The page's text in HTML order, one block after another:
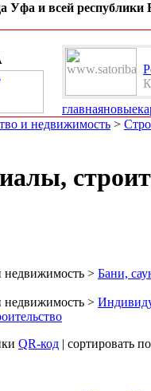
Уфа и всей
главнаяновые
и недвижимость >
недвижимость > Бани,
недвижимость >
QR-код | сортировать